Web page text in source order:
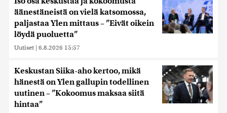
äänestäneistä on vielä katsomossa,
paljastaa Ylen mittaus – ”Eivät oikein
löydä puoluetta”
Uutiset | 6.8.2026 15:57
Keskustan Siika-aho kertoo, mikä
hänestä on Ylen gallupin todellinen
uutinen – ”Kokoomus maksaa siitä
hintaa”